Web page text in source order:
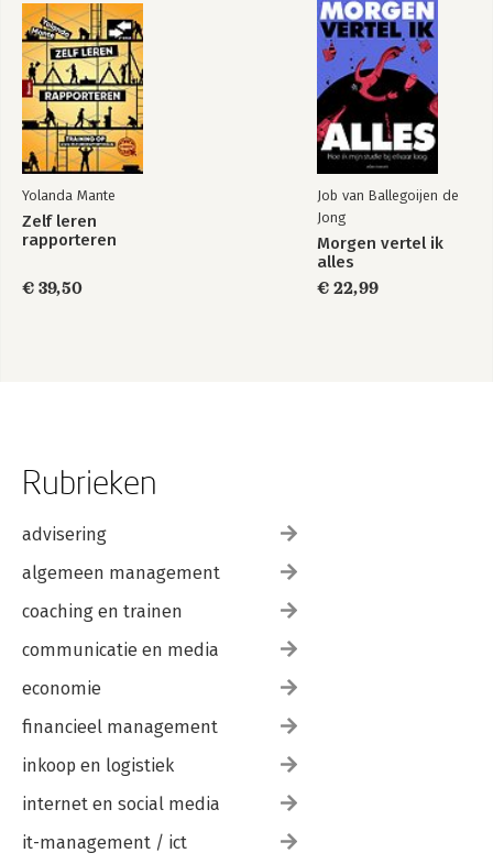
Yolanda Mante
Zelf leren
rapporteren
€ 39,50
Job van Ballegoijen de
Jong
Morgen vertel ik
alles
€ 22,99
Rubrieken
advisering
algemeen management
coaching en trainen
communicatie en media
economie
financieel management
inkoop en logistiek
internet en social media
it-management / ict